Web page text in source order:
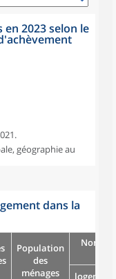
en 2023 selon le
géographie au
dans la
Population
des
ménages
logement